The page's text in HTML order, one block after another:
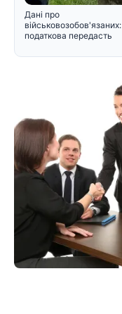
Дані про
військовозобов'язаних:
податкова передасть